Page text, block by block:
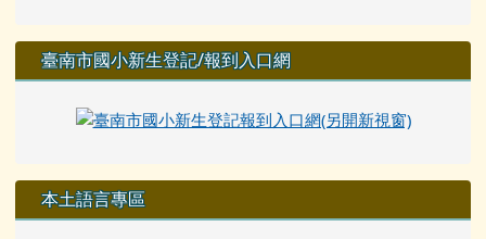
臺南市國小新生登記/報到入口網
本土語言專區